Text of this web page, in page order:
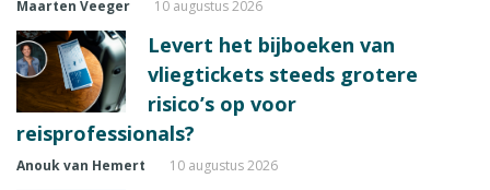
Maarten Veeger 10 augustus 2026
Levert het bijboeken van
vliegtickets steeds grotere
risico’s op voor
reisprofessionals?
Anouk van Hemert 10 augustus 2026